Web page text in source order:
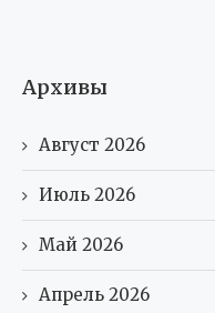
Архивы
Август 2026
Июль 2026
Май 2026
Апрель 2026